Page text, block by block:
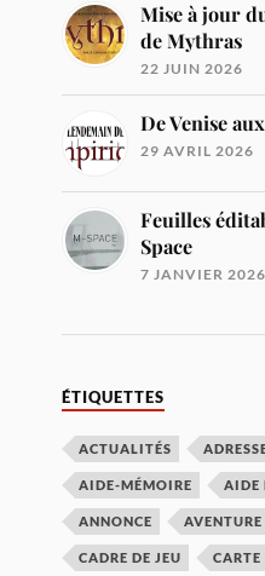
Mise à jour
de Mythras
22 JUIN 2026
De Venise
29 AVRIL 2026
Feuilles
Space
7 JANVIER 2026
ÉTIQUETTES
ACTUALITÉS
AIDE-MÉMOIRE AIDE
ANNONCE AVENTURE
CADRE DE JEU CARTE